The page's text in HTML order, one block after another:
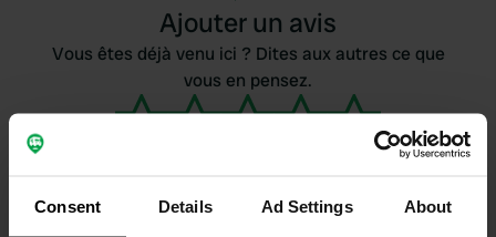
Consent Details Ad Settings About
Ajouter un avis
Vous êtes déjà venu ici ? Dites aux autres ce que
vous en pensez.